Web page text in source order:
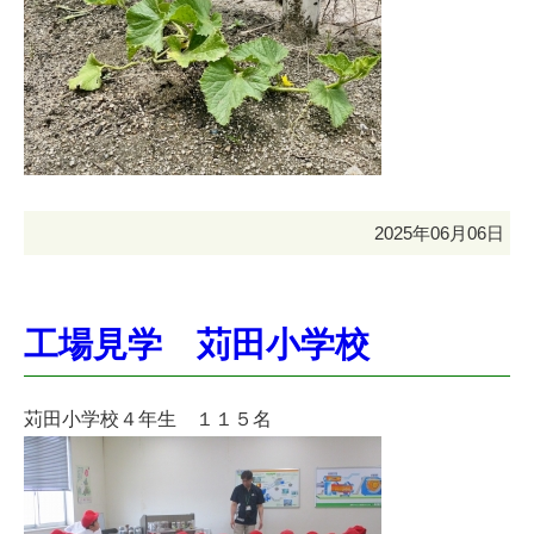
2025年06月06日
工場見学 苅田小学校
苅田小学校４年生 １１５名